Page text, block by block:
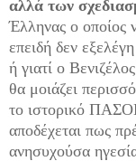
αλλά των
Έλληνας ο οποίος
επειδή δεν
ή γιατί ο
θα μοιάζει
το ιστορικό
αποδέχεται πως
ανησυχούσα